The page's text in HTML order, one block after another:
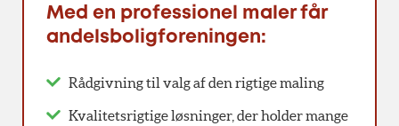
Med en professionel maler får
andelsboligforeningen:
Rådgivning til valg af den rigtige maling
Kvalitetsrigtige løsninger, der holder mange